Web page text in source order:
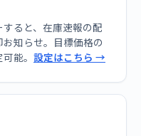
ると、在庫速報の配
知らせ。目標価格の
能。 設定はこちら →